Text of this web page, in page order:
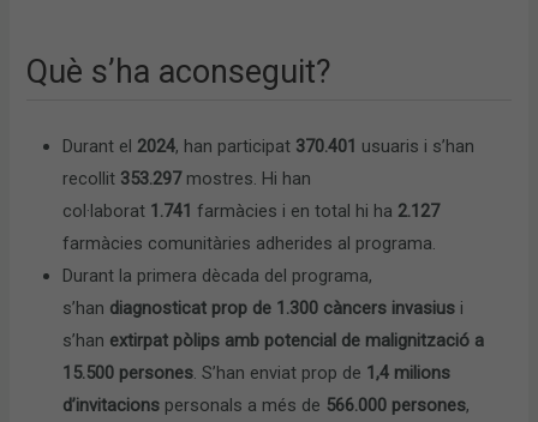
Què s’ha aconseguit?
Durant el 2024, han participat 370.401 usuaris i s’han
recollit 353.297 mostres. Hi han
col·laborat 1.741farmàcies i en total hi ha 2.127
farmàcies comunitàries adherides al programa.
Durant la primera dècada del programa,
s’han diagnosticat prop de 1.300 càncers invasius i
s’han extirpat pòlips amb potencial de malignització a
15.500 persones. S’han enviat prop de 1,4 milions
d’invitacions personals a més de 566.000 persones,